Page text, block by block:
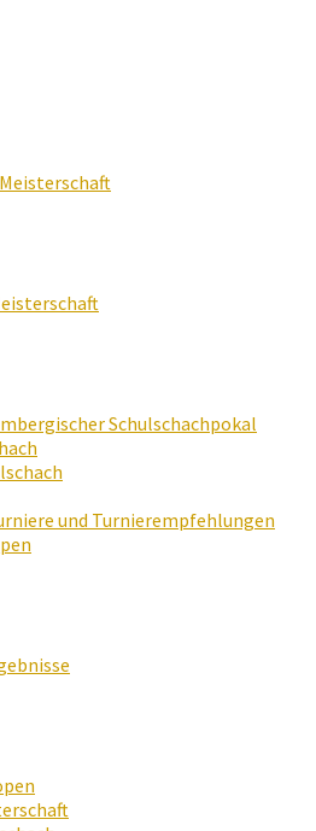
Schulschachpokal
und Turnierempfehlungen